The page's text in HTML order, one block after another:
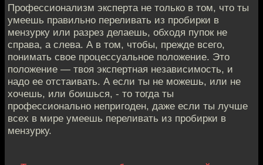
Профессионализм эксперта не только в том, что ты
умеешь правильно переливать из пробирки в
мензурку или разрез делаешь, обходя пупок не
справа, а слева. А в том, чтобы, прежде всего,
понимать свое процессуальное положение. Это
положение — твоя экспертная независимость, и
надо ее отстаивать. А если ты не можешь, или не
хочешь, или боишься, - то тогда ты
профессионально непригоден, даже если ты лучше
всех в мире умеешь переливать из пробирки в
мензурку.